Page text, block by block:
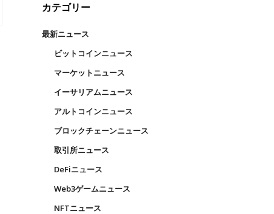
カテゴリー
最新ニュース
ビットコインニュース
マーケットニュース
イーサリアムニュース
アルトコインニュース
ブロックチェーンニュース
取引所ニュース
DeFiニュース
Web3ゲームニュース
NFTニュース